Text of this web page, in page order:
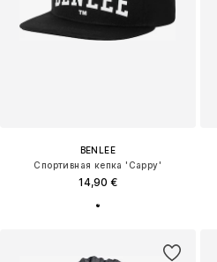
BENLEE
Спортивная кепка 'Cappy'
14,90 €